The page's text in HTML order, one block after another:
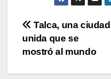
Navegación
de
entradas
Talca, una ciudad
unida que se
mostró al mundo